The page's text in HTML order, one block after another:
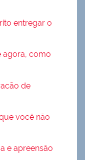
entregar o
agora, como
de
você não
e apreensão